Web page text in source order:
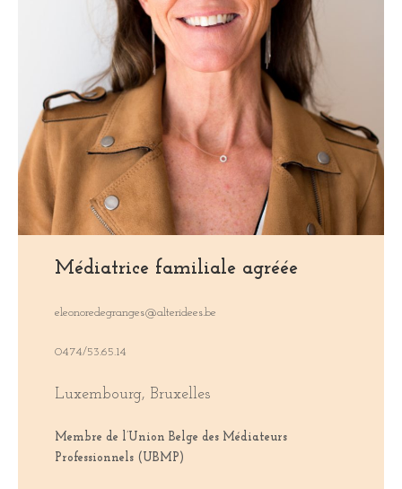
Médiatrice familiale agréée
eleonoredegranges@alteridees.be
0474/53.65.14
Luxembourg, Bruxelles
Membre de l’Union Belge des Médiateurs
Professionnels (UBMP)